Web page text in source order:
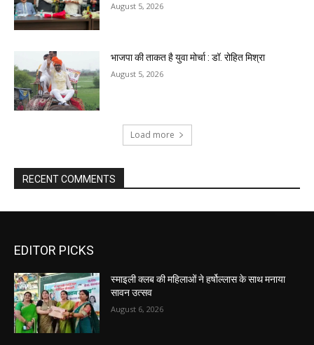
August 5, 2026
भाजपा की ताकत है युवा मोर्चा : डॉ. रोहित मिश्रा
August 5, 2026
Load more
RECENT COMMENTS
EDITOR PICKS
स्माइली क्लब की महिलाओं ने हर्षोल्लास के साथ मनाया
सावन उत्सव
August 6, 2026